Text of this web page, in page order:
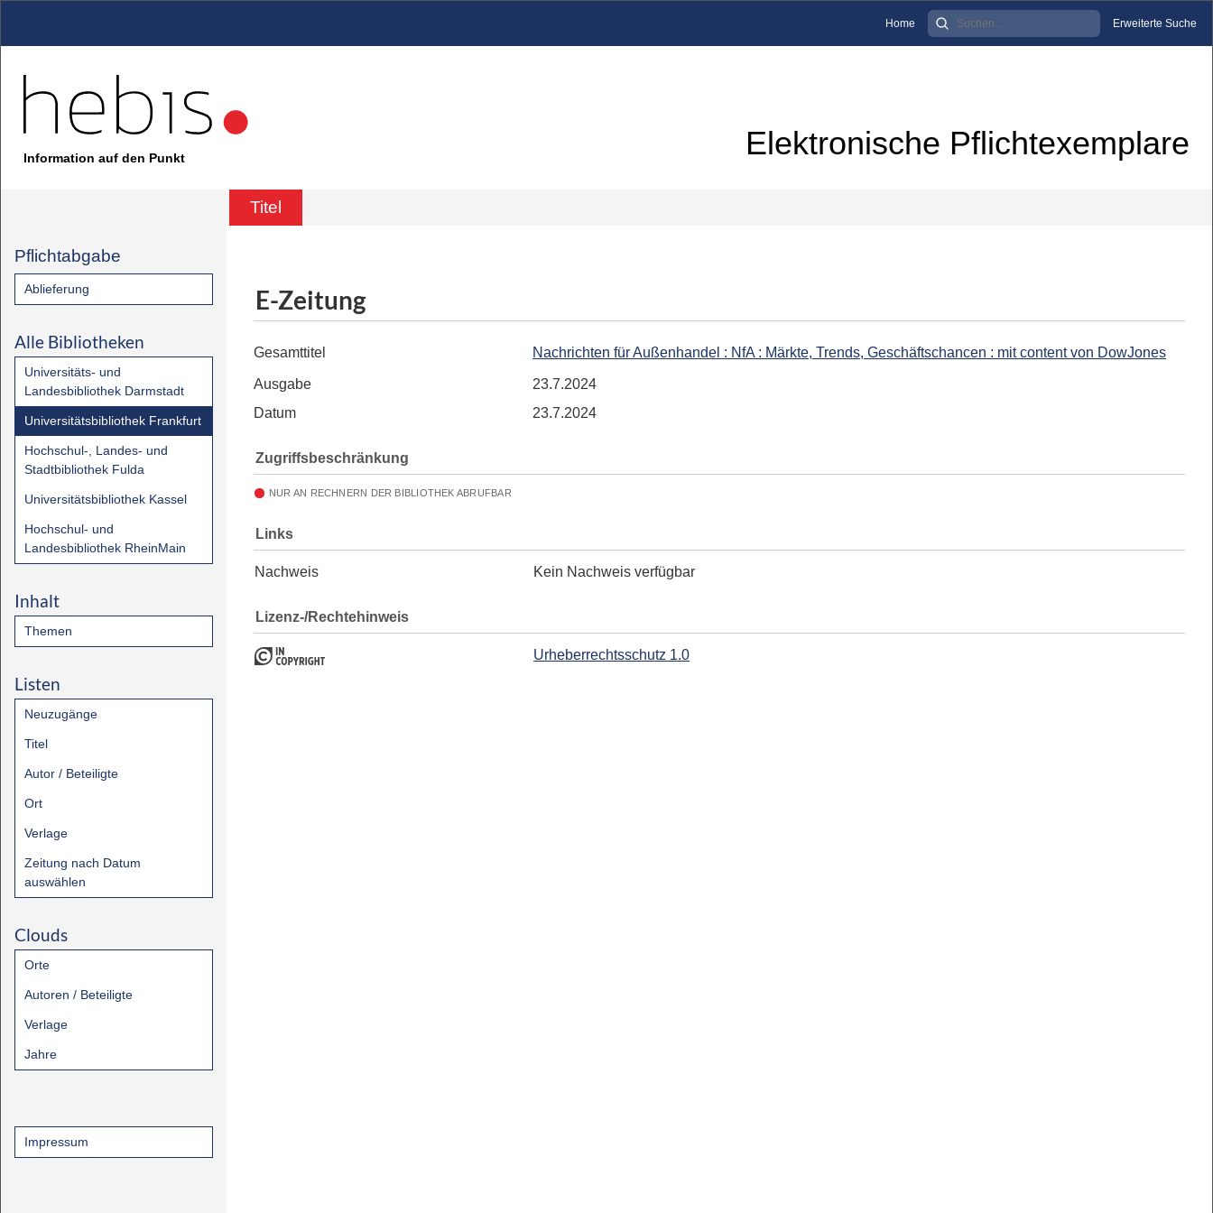
Home Erweiterte Suche
Information auf den Punkt Elektronische Pflichtexemplare
Titel
Pflichtabgabe
Ablieferung
Alle Bibliotheken
Universitäts- und
Landesbibliothek Darmstadt
Universitätsbibliothek Frankfurt
Hochschul-, Landes- und
Stadtbibliothek Fulda
Universitätsbibliothek Kassel
Hochschul- und
Landesbibliothek RheinMain
Inhalt
Themen
Listen
Neuzugänge
Titel
Autor / Beteiligte
Ort
Verlage
Zeitung nach Datum
auswählen
Clouds
Orte
Autoren / Beteiligte
Verlage
Jahre
Impressum
E-Zeitung
Gesamttitel Nachrichten für Außenhandel : NfA : Märkte, Trends, Geschäftschancen : mit content von DowJones
Ausgabe
23.7.2024
Datum
23.7.2024
Zugriffsbeschränkung
NUR AN RECHNERN DER BIBLIOTHEK ABRUFBAR
Links
Nachweis Kein Nachweis verfügbar
Lizenz-/Rechtehinweis
Urheberrechtsschutz 1.0